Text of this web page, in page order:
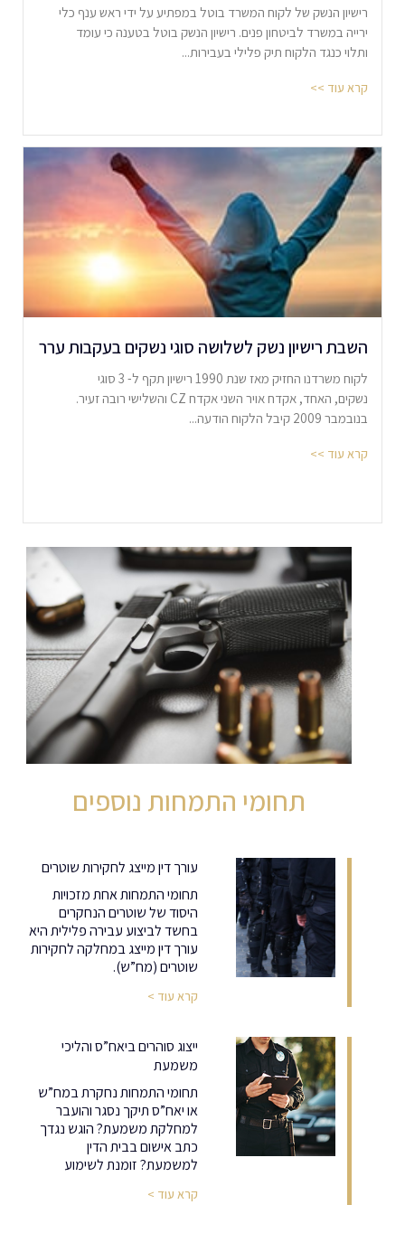
רישיון הנשק של לקוח המשרד בוטל במפתיע על ידי ראש ענף כלי
ירייה במשרד לביטחון פנים. רישיון הנשק בוטל בטענה כי עומד
ותלוי כנגד הלקוח תיק פלילי בעבירות...
קרא עוד >>
השבת רישיון נשק לשלושה סוגי נשקים בעקבות ערר
לקוח משרדנו החזיק מאז שנת 1990 רישיון תקף ל- 3 סוגי
נשקים, האחד, אקדח אויר השני אקדח CZ והשלישי רובה זעיר.
בנובמבר 2009 קיבל הלקוח הודעה...
קרא עוד >>
תחומי התמחות נוספים
עורך דין מייצג לחקירות שוטרים
תחומי התמחות אחת מזכויות
היסוד של שוטרים הנחקרים
בחשד לביצוע עבירה פלילית היא
עורך דין מייצג במחלקה לחקירות
שוטרים (מח”ש).
קרא עוד >
ייצוג סוהרים ביאח”ס והליכי
משמעת
תחומי התמחות נחקרת במח”ש
או יאח”ס תיקך נסגר והועבר
למחלקת משמעת? הוגש נגדך
כתב אישום בבית הדין
למשמעת? זומנת לשימוע
קרא עוד >